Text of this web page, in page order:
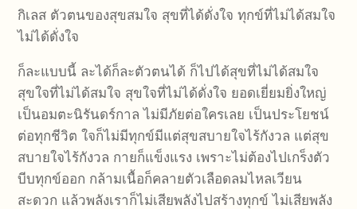
กิเลส ตัวตนของสุขสมใจ สุขที่ได้ดั่งใจ ทุกข์ที่ไม่ได้สมใจ
ไม่ได้ดั่งใจ
ก็ละแบบนี้ ละได้ก็ละตัวตนได้ ก็ไปได้สุขที่ไม่ได้สมใจ
สุขใจที่ไม่ได้สมใจ สุขใจที่ไม่ได้ดั่งใจ ยอดเยี่ยมยิ่งใหญ่
เป็นอมตะนิรันดร์กาล ไม่มีภัยต่อใครเลย เป็นประโยชน์
ต่อทุกชีวิต ใจก็ไม่มีทุกข์มีแต่สุขสบายใจไร้กังวล แต่สุข
สบายใจไร้กังวล กายก็แข็งแรง เพราะไม่ต้องไปเกร็งตัว
บีบทุกข์ออก กล้ามเนื้อก็คลายตัวเลือดลมไหลเวียน
สะดวก แล้วพลังเราก็ไม่เสียพลังไปสร้างทุกข์ ไม่เสียพลัง